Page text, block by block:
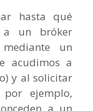
hasta qué
a un bróker
un
acudimos a
y al solicitar
ejemplo,
a un